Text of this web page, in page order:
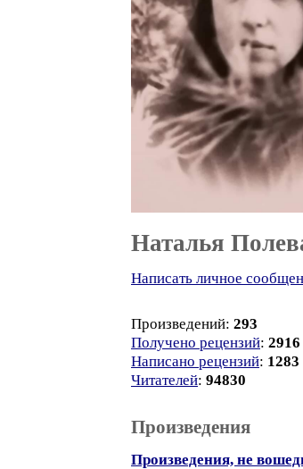
Наталья
Написать личное
Произведений: 293
Получено рецензий: 2916
Написано рецензий: 1283
Читателей: 94830
Произведения
Произведения, не